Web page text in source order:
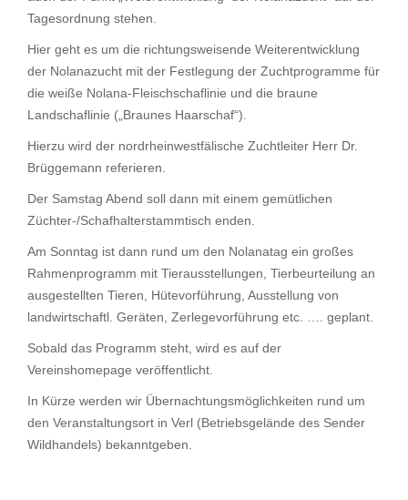
Tagesordnung stehen.
Hier geht es um die richtungsweisende Weiterentwicklung
der Nolanazucht mit der Festlegung der Zuchtprogramme für
die weiße Nolana-Fleischschaflinie und die braune
Landschaflinie („Braunes Haarschaf“).
Hierzu wird der nordrheinwestfälische Zuchtleiter Herr Dr.
Brüggemann referieren.
Der Samstag Abend soll dann mit einem gemütlichen
Züchter-/Schafhalterstammtisch enden.
Am Sonntag ist dann rund um den Nolanatag ein großes
Rahmenprogramm mit Tierausstellungen, Tierbeurteilung an
ausgestellten Tieren, Hütevorführung, Ausstellung von
landwirtschaftl. Geräten, Zerlegevorführung etc. …. geplant.
Sobald das Programm steht, wird es auf der
Vereinshomepage veröffentlicht.
In Kürze werden wir Übernachtungsmöglichkeiten rund um
den Veranstaltungsort in Verl (Betriebsgelände des Sender
Wildhandels) bekanntgeben.